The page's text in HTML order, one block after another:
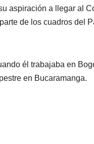
aspiración a llegar al
de los cuadros del
él trabajaba en
en Bucaramanga.